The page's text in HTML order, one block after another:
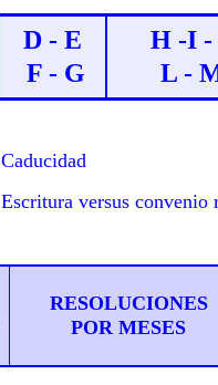
D - E
F - G
H -I -
L -
Caducidad
Escritura versus convenio
RESOLUCIONES
POR MESES